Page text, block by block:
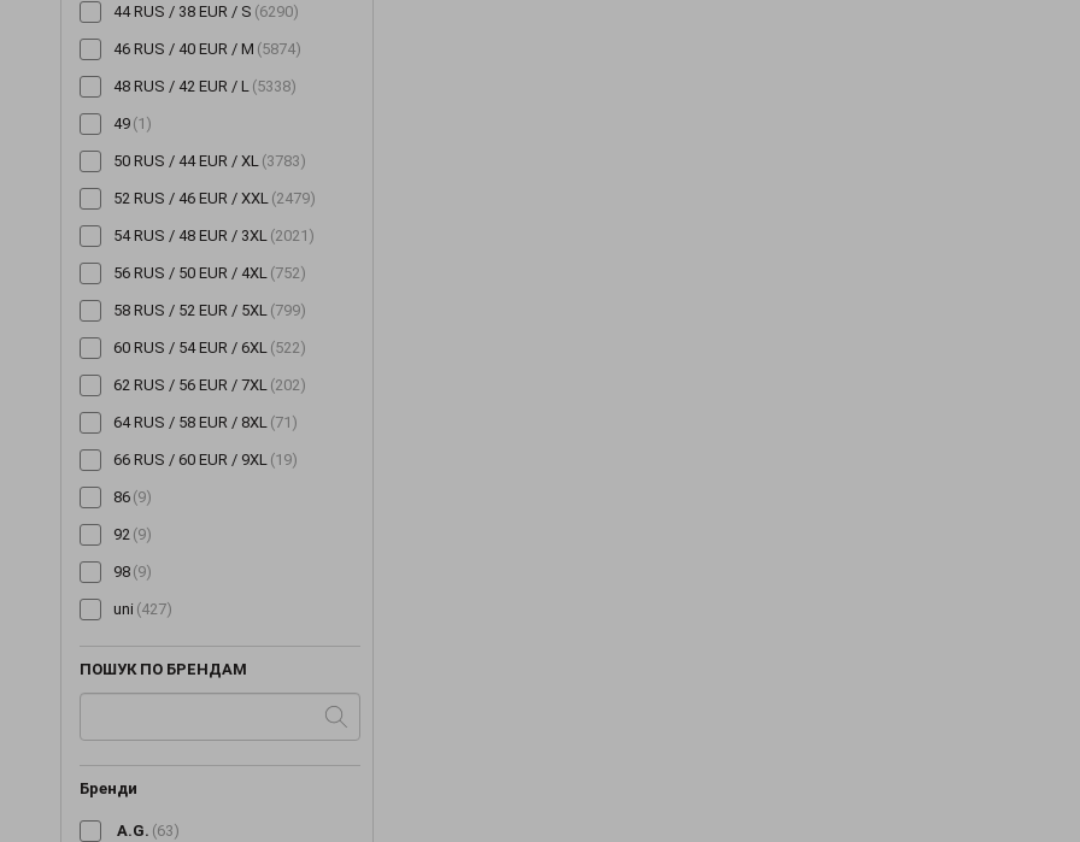
44 RUS / 38 EUR / S (6290)
46 RUS / 40 EUR / M (5874)
48 RUS / 42 EUR / L (5338)
49 (1)
50 RUS / 44 EUR / XL (3783)
52 RUS / 46 EUR / XXL (2479)
54 RUS / 48 EUR / 3XL (2021)
56 RUS / 50 EUR / 4XL (752)
58 RUS / 52 EUR / 5XL (799)
60 RUS / 54 EUR / 6XL (522)
62 RUS / 56 EUR / 7XL (202)
64 RUS / 58 EUR / 8XL (71)
66 RUS / 60 EUR / 9XL (19)
86 (9)
92 (9)
98 (9)
uni (427)
ПОШУК ПО БРЕНДАМ
Бренди
A.G. (63)